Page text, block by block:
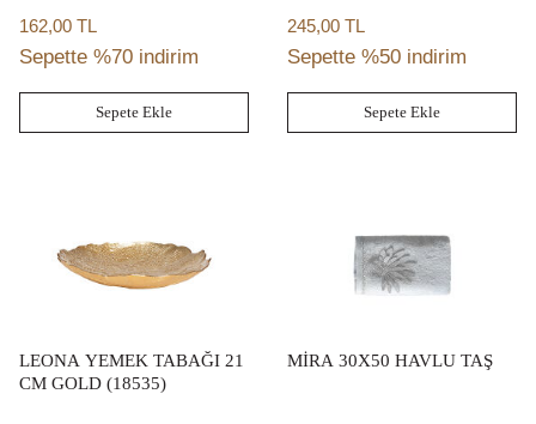
162,00 TL
Sepette %70 indirim
Sepete Ekle
245,00 TL
Sepette %50 indirim
Sepete Ekle
LEONA YEMEK TABAĞI 21
CM GOLD (18535)
MİRA 30X50 HAVLU TAŞ